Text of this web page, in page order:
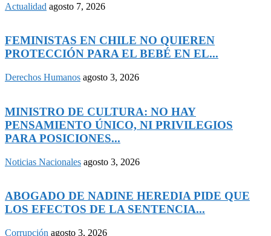
Actualidad agosto 7, 2026
FEMINISTAS EN CHILE NO QUIEREN
PROTECCIÓN PARA EL BEBÉ EN EL...
Derechos Humanos agosto 3, 2026
MINISTRO DE CULTURA: NO HAY
PENSAMIENTO ÚNICO, NI PRIVILEGIOS
PARA POSICIONES...
Noticias Nacionales agosto 3, 2026
ABOGADO DE NADINE HEREDIA PIDE QUE
LOS EFECTOS DE LA SENTENCIA...
Corrupción agosto 3, 2026